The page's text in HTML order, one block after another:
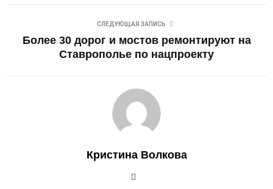
СЛЕДУЮЩАЯ ЗАПИСЬ
Более 30 дорог и мостов ремонтируют на
Ставрополье по нацпроекту
Кристина Волкова